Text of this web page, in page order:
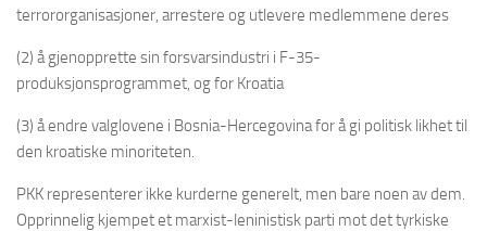
terrororganisasjoner, arrestere og utlevere medlemmene deres
(2) å gjenopprette sin forsvarsindustri i F-35-
produksjonsprogrammet, og for Kroatia
(3) å endre valglovene i Bosnia-Hercegovina for å gi politisk likhet til
den kroatiske minoriteten.
PKK representerer ikke kurderne generelt, men bare noen av dem.
Opprinnelig kjempet et marxist-leninistisk parti mot det tyrkiske